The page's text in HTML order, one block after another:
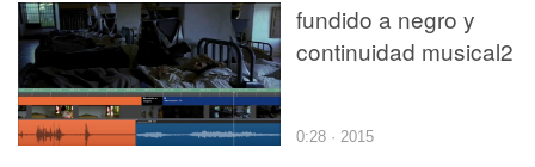
fundido a negro y
continuidad musical2
0:28 · 2015